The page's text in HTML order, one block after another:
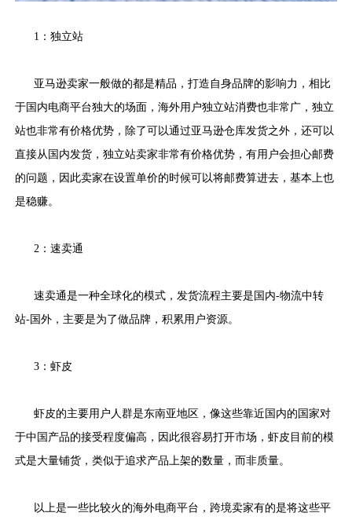
1：独立站
亚马逊卖家一般做的都是精品，打造自身品牌的影响力，相比
于国内电商平台独大的场面，海外用户独立站消费也非常广，独立
站也非常有价格优势，除了可以通过亚马逊仓库发货之外，还可以
直接从国内发货，独立站卖家非常有价格优势，有用户会担心邮费
的问题，因此卖家在设置单价的时候可以将邮费算进去，基本上也
是稳赚。
2：速卖通
速卖通是一种全球化的模式，发货流程主要是国内-物流中转
站-国外，主要是为了做品牌，积累用户资源。
3：虾皮
虾皮的主要用户人群是东南亚地区，像这些靠近国内的国家对
于中国产品的接受程度偏高，因此很容易打开市场，虾皮目前的模
式是大量铺货，类似于追求产品上架的数量，而非质量。
以上是一些比较火的海外电商平台，跨境卖家有的是将这些平